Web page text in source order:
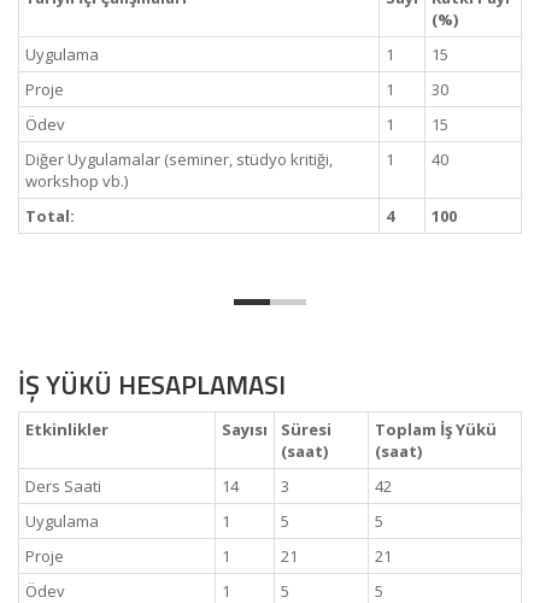
(%)
Uygulama
1
15
Proje
1
30
Ödev
1
15
Diğer Uygulamalar (seminer, stüdyo kritiği,
workshop vb.)
1 40
Total: 4 100
İŞ YÜKÜ HESAPLAMASI
Etkinlikler Sayısı
Süresi
(saat)
Toplam İş Yükü
(saat)
Ders Saati
14 3
42
Uygulama
1 5
5
Proje
1 21
21
Ödev
1 5
5